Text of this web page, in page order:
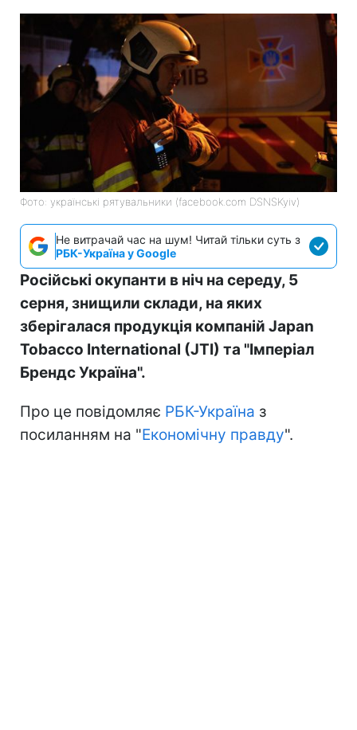
Фото: українські рятувальники (facebook.com DSNSKyiv)
Не витрачай час на шум! Читай тільки суть з
РБК-Україна у Google
Російські окупанти в ніч на середу, 5
серня, знищили склади, на яких
зберігалася продукція компаній Japan
Tobacco International (JTI) та "Імперіал
Брендс Україна".
Про це повідомляє РБК-Україна з
посиланням на "Економічну правду".